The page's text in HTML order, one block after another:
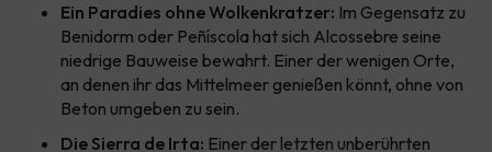
Ein Paradies ohne Wolkenkratzer: Im Gegensatz zu
Benidorm oder Peñíscola hat sich Alcossebre seine
niedrige Bauweise bewahrt. Einer der wenigen Orte,
an denen ihr das Mittelmeer genießen könnt, ohne von
Beton umgeben zu sein.
Die Sierra de Irta: Einer der letzten unberührten